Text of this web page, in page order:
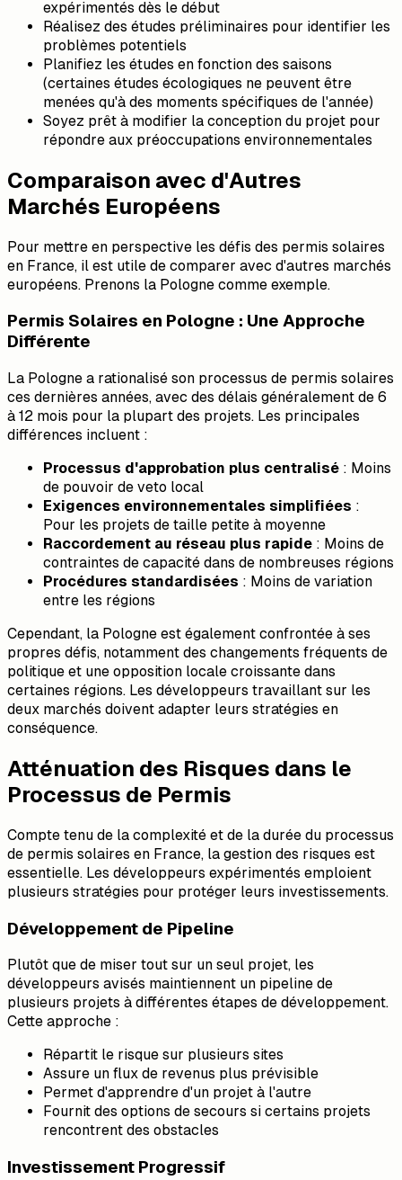
expérimentés dès le début
Réalisez des études préliminaires pour identifier les
problèmes potentiels
Planifiez les études en fonction des saisons
(certaines études écologiques ne peuvent être
menées qu'à des moments spécifiques de l'année)
Soyez prêt à modifier la conception du projet pour
répondre aux préoccupations environnementales
Comparaison avec d'Autres
Marchés Européens
Pour mettre en perspective les défis des permis solaires
en France, il est utile de comparer avec d'autres marchés
européens. Prenons la Pologne comme exemple.
Permis Solaires en Pologne : Une Approche
Différente
La Pologne a rationalisé son processus de permis solaires
ces dernières années, avec des délais généralement de 6
à 12 mois pour la plupart des projets. Les principales
différences incluent :
Processus d'approbation plus centralisé : Moins
de pouvoir de veto local
Exigences environnementales simplifiées :
Pour les projets de taille petite à moyenne
Raccordement au réseau plus rapide : Moins de
contraintes de capacité dans de nombreuses régions
Procédures standardisées : Moins de variation
entre les régions
Cependant, la Pologne est également confrontée à ses
propres défis, notamment des changements fréquents de
politique et une opposition locale croissante dans
certaines régions. Les développeurs travaillant sur les
deux marchés doivent adapter leurs stratégies en
conséquence.
Atténuation des Risques dans le
Processus de Permis
Compte tenu de la complexité et de la durée du processus
de permis solaires en France, la gestion des risques est
essentielle. Les développeurs expérimentés emploient
plusieurs stratégies pour protéger leurs investissements.
Développement de Pipeline
Plutôt que de miser tout sur un seul projet, les
développeurs avisés maintiennent un pipeline de
plusieurs projets à différentes étapes de développement.
Cette approche :
Répartit le risque sur plusieurs sites
Assure un flux de revenus plus prévisible
Permet d'apprendre d'un projet à l'autre
Fournit des options de secours si certains projets
rencontrent des obstacles
Investissement Progressif